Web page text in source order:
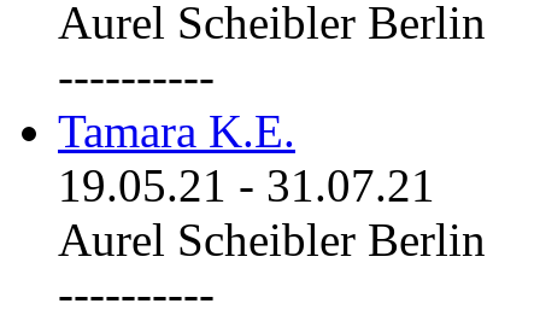
Aurel Scheibler Berlin
----------
Tamara K.E.
19.05.21 - 31.07.21
Aurel Scheibler Berlin
----------